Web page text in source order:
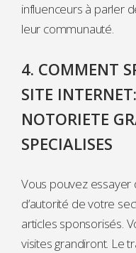
influenceurs à parler
leur communauté.
4. COMMENT
SITE
NOTORIETE
SPECIALISES
Vous pouvez
d’autorité de votre
articles sponsorisés.
visites grandiront. Le